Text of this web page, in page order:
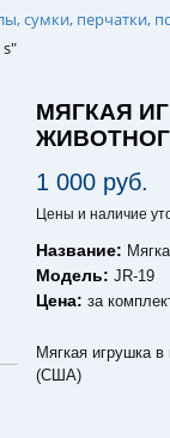
сумки, перчатки,
МЯГКАЯ
1 000 руб.
Цены и наличие
Название:
Модель:JR-19
Цена:за
Мягкая игрушка
(США)